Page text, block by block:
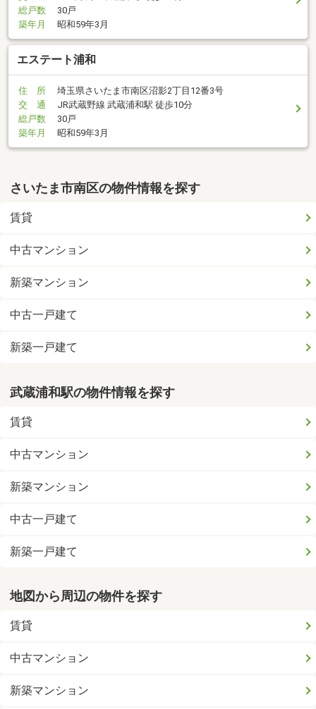
総戸数
30戸
築年月
昭和59年3月
エステート浦和
住 所
埼玉県さいたま市南区沼影2丁目12番3号
交 通
JR武蔵野線 武蔵浦和駅 徒歩10分
総戸数
30戸
築年月
昭和59年3月
さいたま市南区の物件情報を探す
賃貸
中古マンション
新築マンション
中古一戸建て
新築一戸建て
武蔵浦和駅の物件情報を探す
賃貸
中古マンション
新築マンション
中古一戸建て
新築一戸建て
地図から周辺の物件を探す
賃貸
中古マンション
新築マンション